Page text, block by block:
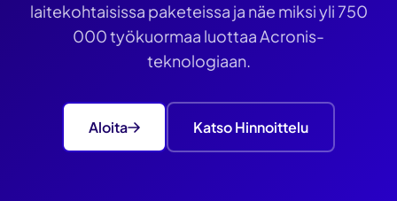
laitekohtaisissa paketeissa ja näe miksi yli 750
000 työkuormaa luottaa Acronis-
teknologiaan.
Aloita Katso Hinnoittelu